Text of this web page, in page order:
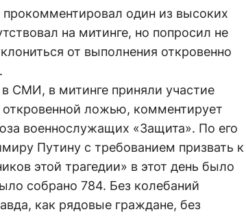
один из высоких
на митинге, но попросил не
от выполнения откровенно
СМИ, в митинге приняли участие
откровенной ложью, комментирует
военнослужащих «Защита». По его
Путину с требованием призвать к
этой трагедии» в этот день было
собрано 784. Без колебаний
как рядовые граждане, без